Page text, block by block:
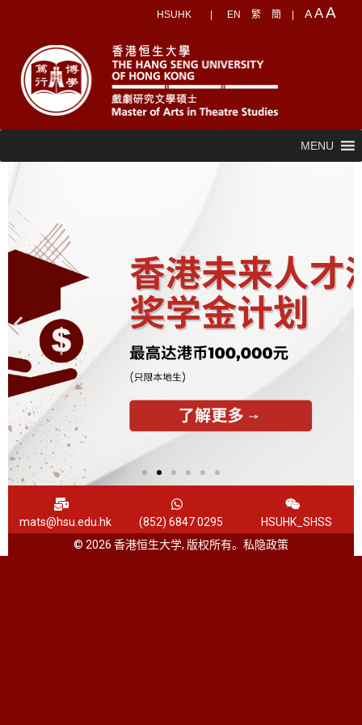
HSUHK EN 繁 簡 AAA
MENU
mats@hsu.edu.hk (852) 6847 0295
HSUHK_SHSS
© 2026 香港恒生大学, 版权所有。 私隐政策